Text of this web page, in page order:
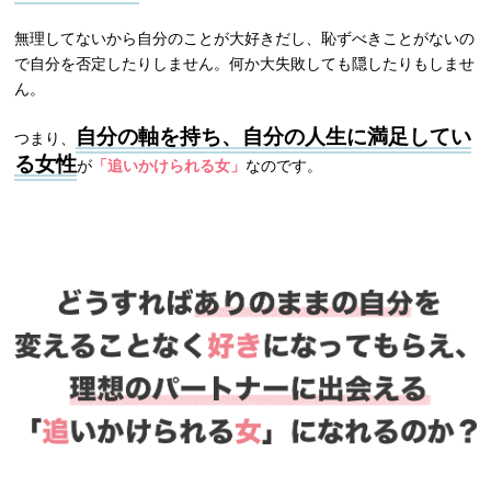
無理してないから自分のことが大好きだし、恥ずべきことがないの
で自分を否定したりしません。何か大失敗しても隠したりもしませ
ん。
つまり、 自分の軸を持ち、自分の人生に満足してい
る女性が 「追いかけられる女」 なのです。